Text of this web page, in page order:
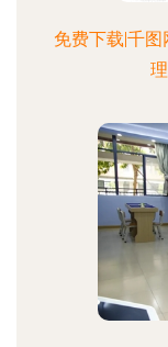
免费下载|千